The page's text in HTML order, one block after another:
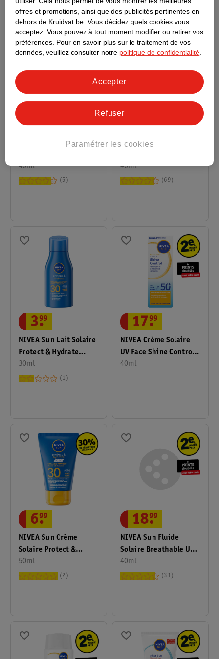
NIVEA Sun Crème
Face Anti-Age Q10
FPS50+
40ml
14.
5
NIVEA Sun Fluide
Breathable UV
Specialist
40ml
19.
69
NIVEA Sun Lait Solaire
Protect & Hydrate
FPS30 Format Voyage
30ml
3.
99
1
NIVEA Crème Solaire
UV Face Shine Control
FPS50+
40ml
17.
99
NIVEA Sun Crème
Solaire Protect &
Hydrate FPS30 Format
Voyage
50ml
6.
99
2
NIVEA Sun Fluide
Solaire Breathable UV
Specialist Invisible
Daily FPS50+
40ml
18.
99
31
offres et promotions, ainsi que des publicités pertinentes en
dehors de Kruidvat.be. Vous décidez quels cookies vous
acceptez. Vous pouvez à tout moment modifier ou retirer vos
préférences. Pour en savoir plus sur le traitement de vos
données, veuillez consulter notre politique de confidentialité
Paramétrer les cookies
Refuser
Accepter